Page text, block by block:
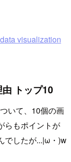
visualization
トップ10
いて、10個の画
らもポイントが
でしたが...|ω・)w